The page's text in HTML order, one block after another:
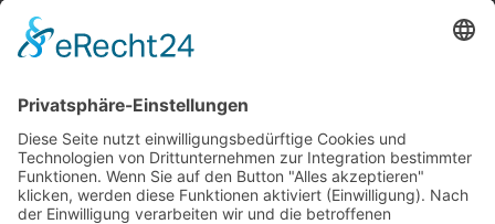
LogIn
Sitemap
POSTANSCHRIFT
Gesamtschule Osterfeld
Westfälische Straße 17
46117 Oberhausen